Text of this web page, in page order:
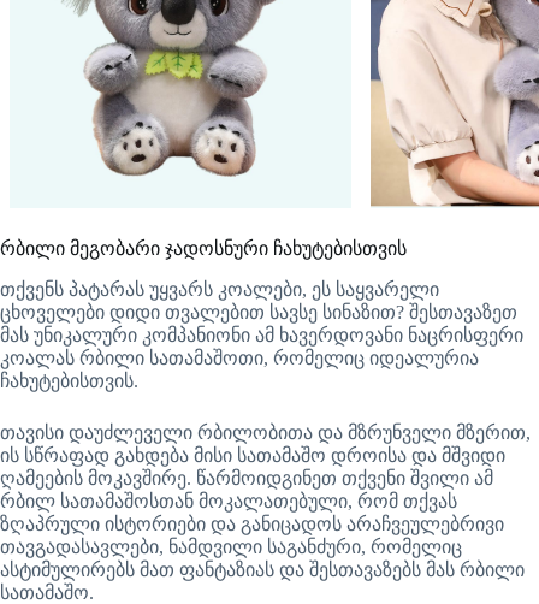
რბილი მეგობარი ჯადოსნური ჩახუტებისთვის
თქვენს პატარას უყვარს კოალები, ეს საყვარელი
ცხოველები დიდი თვალებით სავსე სინაზით? შესთავაზეთ
მას უნიკალური კომპანიონი ამ ხავერდოვანი ნაცრისფერი
კოალას რბილი სათამაშოთი, რომელიც იდეალურია
ჩახუტებისთვის.
თავისი დაუძლეველი რბილობითა და მზრუნველი მზერით,
ის სწრაფად გახდება მისი სათამაშო დროისა და მშვიდი
ღამეების მოკავშირე. წარმოიდგინეთ თქვენი შვილი ამ
რბილ სათამაშოსთან მოკალათებული, რომ თქვას
ზღაპრული ისტორიები და განიცადოს არაჩვეულებრივი
თავგადასავლები, ნამდვილი საგანძური, რომელიც
ასტიმულირებს მათ ფანტაზიას და შესთავაზებს მას რბილი
სათამაშო.